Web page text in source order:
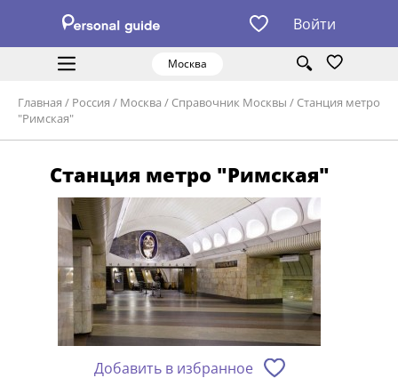
Войти
Москва
Главная / Россия / Москва / Справочник Москвы / Станция метро
"Римская"
Станция метро "Римская"
Добавить в избранное